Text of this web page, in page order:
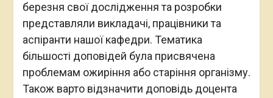
березня свої дослідження та розробки
представляли викладачі, працівники та
аспіранти нашої кафедри. Тематика
більшості доповідей була присвячена
проблемам ожиріння або старіння організму.
Також варто відзначити доповідь доцента